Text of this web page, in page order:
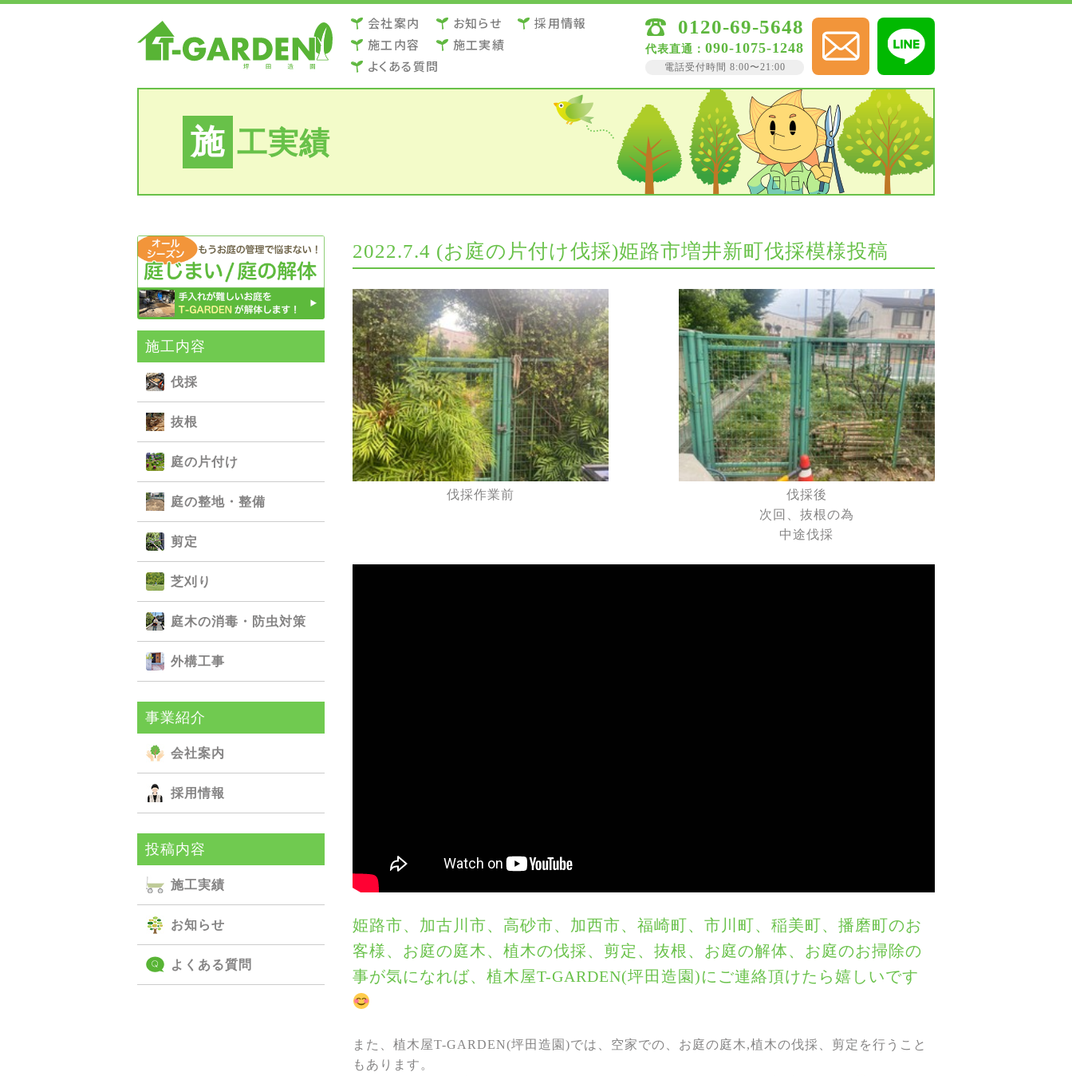
会社案内 お知らせ
採用情報
施⼯内容
施⼯実績
よくある質問
0120-69-5648
代表直通： 090-1075-1248
電話受付時間 8:00〜21:00
施 工実績
施⼯内容
伐採
抜根
庭の⽚付け
庭の整地・整備
剪定
芝刈り
庭⽊の消毒・防⾍対策
外構⼯事
事業紹介
会社案内
採用情報
投稿内容
施⼯実績
お知らせ
よくある質問
2022.7.4 (お庭の片付け伐採)姫路市増井新町伐採模様投稿
伐採作業前
伐採後
次回、抜根の為
中途伐採
姫路市、加古川市、高砂市、加西市、福崎町、市川町、稲美町、播磨町のお
客様、お庭の庭木、植木の伐採、剪定、抜根、お庭の解体、お庭のお掃除の
事が気になれば、植木屋T-GARDEN(坪田造園)にご連絡頂けたら嬉しいです
また、植木屋T-GARDEN(坪田造園)では、空家での、お庭の庭木,植木の伐採、剪定を行うこと
もあります。